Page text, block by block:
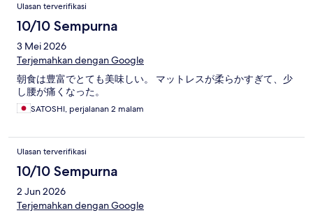
Ulasan terverifikasi
10/10 Sempurna
3 Mei 2026
Terjemahkan dengan Google
朝食は豊富でとても美味しい。 マットレスが柔らかすぎて、少
し腰が痛くなった。
SATOSHI, perjalanan 2 malam
Ulasan terverifikasi
10/10 Sempurna
2 Jun 2026
Terjemahkan dengan Google